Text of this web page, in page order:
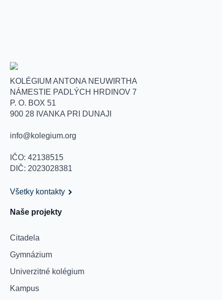
KOLÉGIUM ANTONA NEUWIRTHA
NÁMESTIE PADLÝCH HRDINOV 7
P. O. BOX 51
900 28 IVANKA PRI DUNAJI
info@kolegium.org
IČO: 42138515
DIČ: 2023028381
Všetky kontakty
Naše projekty
Citadela
Gymnázium
Univerzitné kolégium
Kampus